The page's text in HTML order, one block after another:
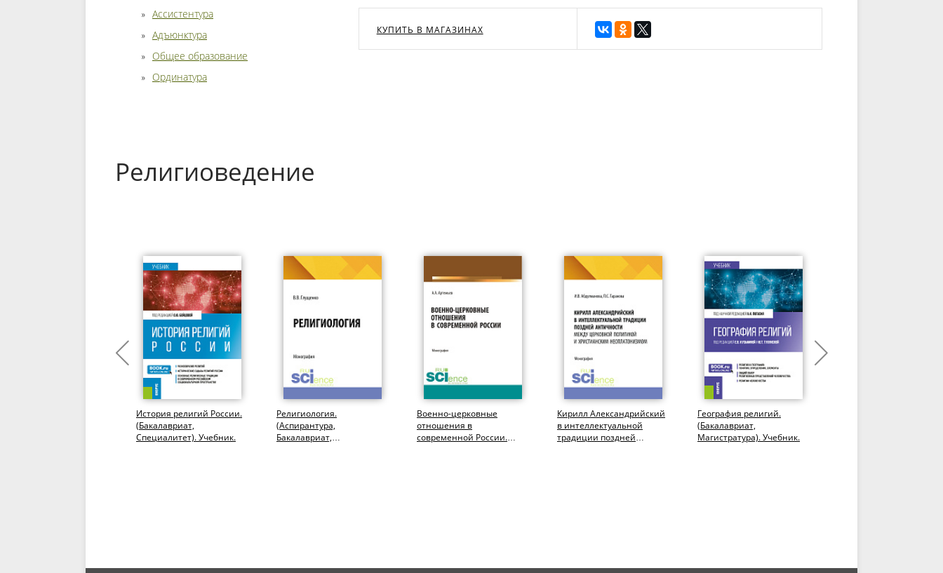
Ассистентура
Адъюнктура
Общее образование
Ординатура
КУПИТЬ В МАГАЗИНАХ
Религиоведение
История религий России.
(Бакалавриат,
Специалитет). Учебник.
Религиология.
(Аспирантура,
Бакалавриат,
Военно-церковные
отношения в
современной России.
Кирилл Александрийский
в интеллектуальной
традиции поздней
География религий.
(Бакалавриат,
Магистратура). Учебник.